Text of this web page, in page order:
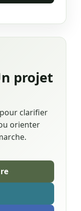
projet
clarifier
orienter